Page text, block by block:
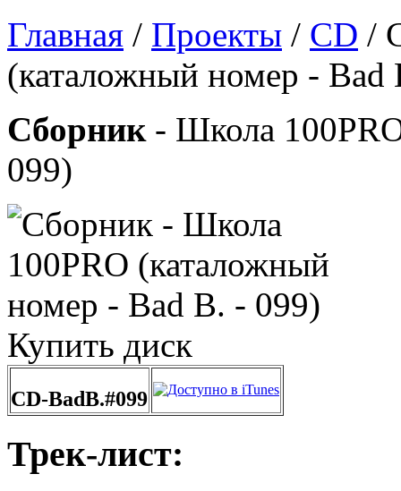
Главная / Проекты / CD /
(каталожный номер - Bad
Сборник- Школа
099)
Купить диск
CD-BadB.#099
Трек-лист: